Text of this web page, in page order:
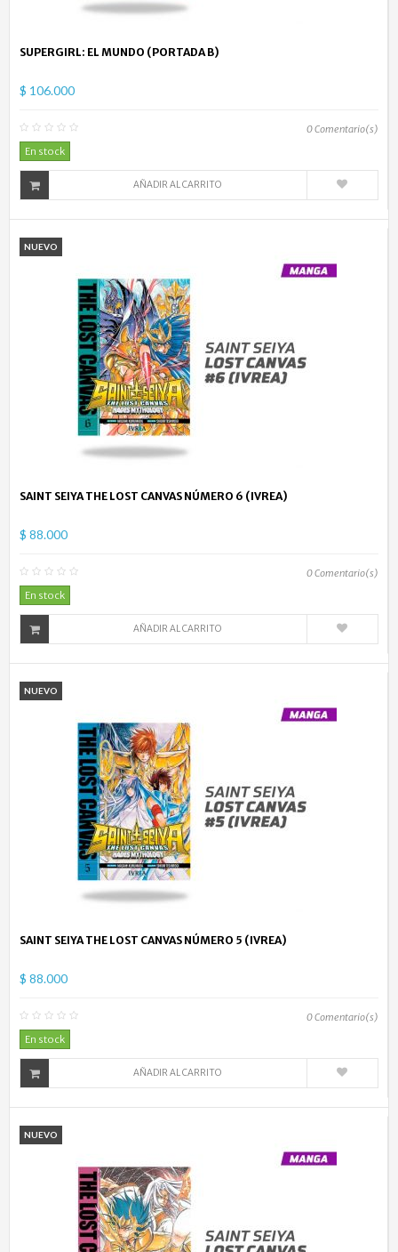
SUPERGIRL: EL MUNDO (PORTADA B)
$ 106.000
0Comentario(s)
En stock
AÑADIR AL CARRITO
NUEVO
SAINT SEIYA THE LOST CANVAS NÚMERO 6 (IVREA)
$ 88.000
0Comentario(s)
En stock
AÑADIR AL CARRITO
NUEVO
SAINT SEIYA THE LOST CANVAS NÚMERO 5 (IVREA)
$ 88.000
0Comentario(s)
En stock
AÑADIR AL CARRITO
NUEVO